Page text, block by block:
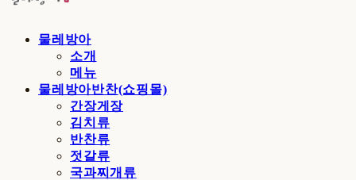
물레방아
소개
메뉴
물레방아반찬(쇼핑몰)
간장게장
김치류
반찬류
젓갈류
국과찌개류